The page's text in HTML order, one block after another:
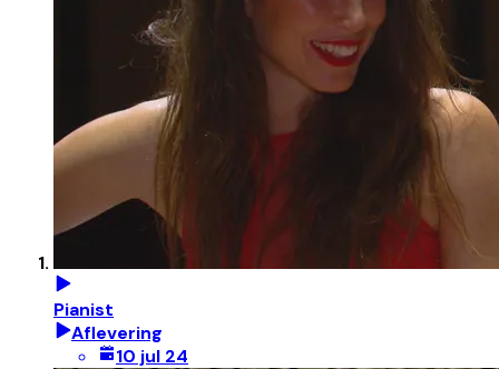
Pianist
Aflevering
10 jul 24